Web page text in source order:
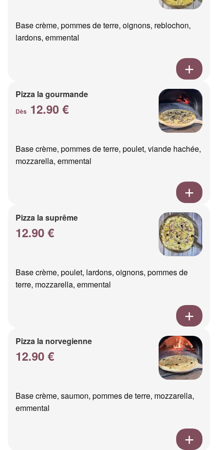
Base crème, pommes de terre, oignons, reblochon,
lardons, emmental
Pizza la gourmande
Dès 12.90 €
Base crème, pommes de terre, poulet, viande hachée,
mozzarella, emmental
Pizza la suprême
12.90 €
Base crème, poulet, lardons, oignons, pommes de
terre, mozzarella, emmental
Pizza la norvegienne
12.90 €
Base crème, saumon, pommes de terre, mozzarella,
emmental